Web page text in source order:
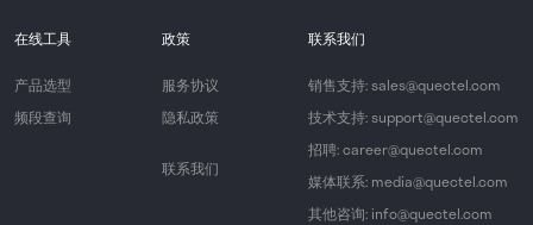
在线工具
产品选型
频段查询
政策
服务协议
隐私政策
联系我们
联系我们
销售支持: sales@quectel.com
技术支持: support@quectel.com
招聘: career@quectel.com
媒体联系: media@quectel.com
其他咨询: info@quectel.com